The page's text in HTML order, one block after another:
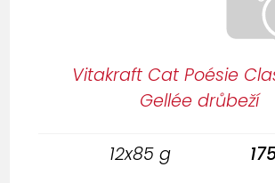
Vitakraft Cat Poésie
Gellée drůbeží
12x85 g